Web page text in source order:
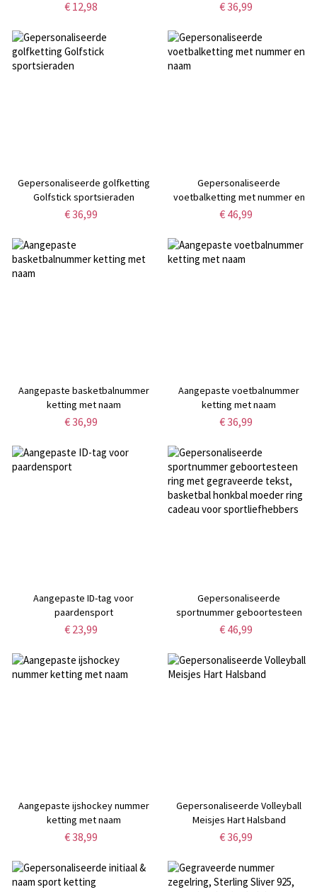
€ 12,98 € 36,99
Gepersonaliseerde golfketting
Golfstick sportsieraden
€ 36,99
Gepersonaliseerde
voetbalketting met nummer en
naam
€ 46,99
Aangepaste basketbalnummer
ketting met naam
€ 36,99
Aangepaste voetbalnummer
ketting met naam
€ 36,99
Aangepaste ID-tag voor
paardensport
€ 23,99
Gepersonaliseerde
sportnummer geboortesteen
ring met gegraveerde tekst,
cadeau voor sportliefhebbers
€ 46,99
Aangepaste ijshockey nummer
ketting met naam
€ 38,99
Gepersonaliseerde Volleyball
Meisjes Hart Halsband
€ 36,99